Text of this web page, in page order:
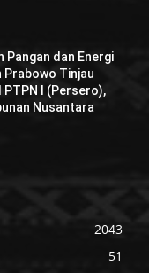
Pangan dan Energi
Prabowo Tinjau
I (Persero),
Nusantara
2043
51